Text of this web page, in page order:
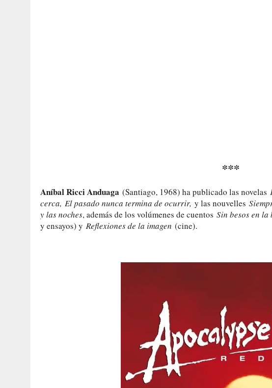
***
Aníbal Ricci Anduaga (Santiago, 1968) ha publicado las novelas
cerca, El pasado nunca termina de ocurrir, y las nouvelles
y las noches, además de los volúmenes de cuentos Sin besos en la
y ensayos) y Reflexiones de la imagen (cine).